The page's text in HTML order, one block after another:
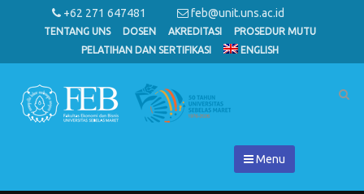
+62 271 647481 feb@unit.uns.ac.id
TENTANG UNS DOSEN AKREDITASI
PROSEDUR MUTU
PELATIHAN DAN SERTIFIKASI
ENGLISH
Menu